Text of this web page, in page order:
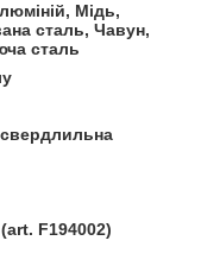
Мідь,
сталь, Чавун,
сталь
F194002)